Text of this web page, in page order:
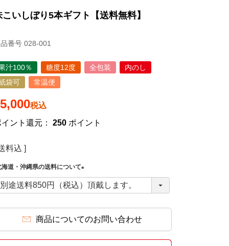
こいしぼり5本ギフト【送料無料】
番号 028-001
汁100％ 糖度12度 全包装
内のし
袋可
常温便
5,000税込
ント還元：
250 ポイント
料込
海道・沖縄県の送料について
(
必
)
商品についてのお問い合わせ